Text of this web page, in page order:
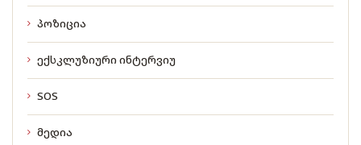
პოზიცია
ექსკლუზიური ინტერვიუ
SOS
მედია